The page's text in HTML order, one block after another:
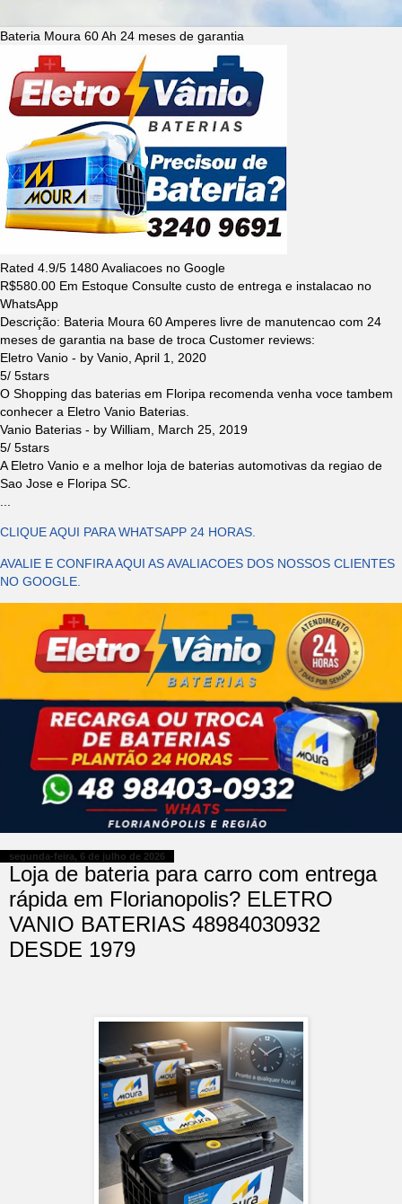
Bateria Moura 60 Ah 24 meses de garantia
Rated 4.9/5 1480Avaliacoes no Google
R$580.00 Em Estoque Consulte custo de entrega e instalacao no
WhatsApp
Descrição: Bateria Moura 60 Amperes livre de manutencao com 24
meses de garantia na base de troca Customer reviews:
Eletro Vanio - by Vanio April 1, 2020
5/ 5stars
O Shopping das baterias em Floripa recomenda venha voce tambem
conhecer a Eletro Vanio Baterias.
Vanio Baterias - by William
March 25, 2019
5/ 5stars
A Eletro Vanio e a melhor loja de baterias automotivas da regiao de
Sao Jose e Floripa SC.
CLIQUE AQUI PARA WHATSAPP 24 HORAS.
AVALIE E CONFIRA AQUI AS AVALIACOES DOS NOSSOS CLIENTES
NO GOOGLE.
segunda-feira, 6 de julho de 2026
Loja de bateria para carro com entrega
rápida em Florianopolis? ELETRO
VANIO BATERIAS 48984030932
DESDE 1979